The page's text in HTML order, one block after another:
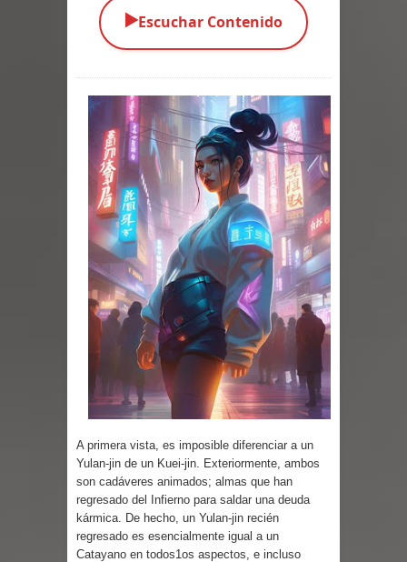
los Vivos
Parte 01: Escondido a Plena Luz
Parte 02: El Enemigo de mi Enemigo
Parte 06: Coletazos
Parte 05: Los Horrores del Infierno
Parte 04: Oídos Sordos
Parte 03: La Traición
Parte 02: Vuelve el Hijo Prodigo
Parte 03: Reflexiones
▶️Escuchar Contenido
A primera vista, es imposible diferenciar a un
Yulan-jin de un Kuei-jin. Exteriormente, ambos
son cadáveres animados; almas que han
regresado del Infierno para saldar una deuda
kármica. De hecho, un Yulan-jin recién
regresado es esencialmente igual a un
Catayano en todos1os aspectos, e incluso